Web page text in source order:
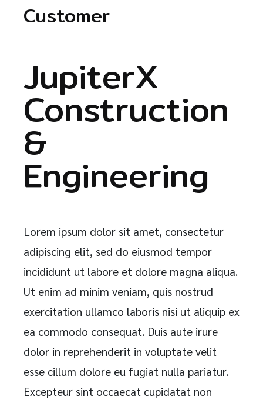
Customer
JupiterX
Construction
&
Engineering
Lorem ipsum dolor sit amet, consectetur
adipiscing elit, sed do eiusmod tempor
incididunt ut labore et dolore magna aliqua.
Ut enim ad minim veniam, quis nostrud
exercitation ullamco laboris nisi ut aliquip ex
ea commodo consequat. Duis aute irure
dolor in reprehenderit in voluptate velit
esse cillum dolore eu fugiat nulla pariatur.
Excepteur sint occaecat cupidatat non